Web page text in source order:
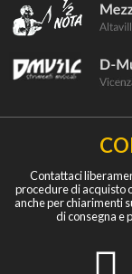
Contattaci
procedure di acquisto
anche per chiarimenti
di consegna e